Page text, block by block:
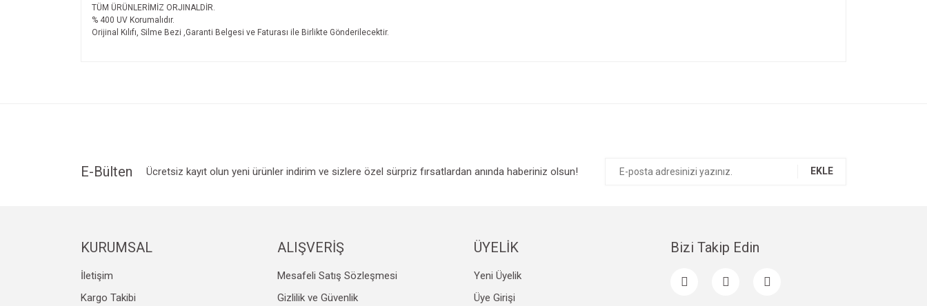
TÜM ÜRÜNLERİMİZ ORJINALDİR.
% 400 UV Korumalıdır.
Orijinal Kılıfı, Silme Bezi ,Garanti Belgesi ve Faturası ile Birlikte Gönderilecektir.
Bu ürüne benzer farklı alternatifler olmalı.
E-Bülten Ücretsiz kayıt olun yeni ürünler indirim ve sizlere özel sürpriz fırsatlardan anında haberiniz olsun! EKLE
KURUMSAL
İletişim
Kargo Takibi
ALIŞVERİŞ
Mesafeli Satış Sözleşmesi
Gizlilik ve Güvenlik
ÜYELİK
Yeni Üyelik
Üye Girişi
Bizi Takip Edin